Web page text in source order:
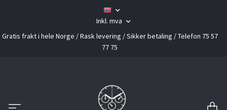
Inkl. mva
Gratis frakt i hele Norge / Rask levering / Sikker betaling / Telefon 75 57
77 75